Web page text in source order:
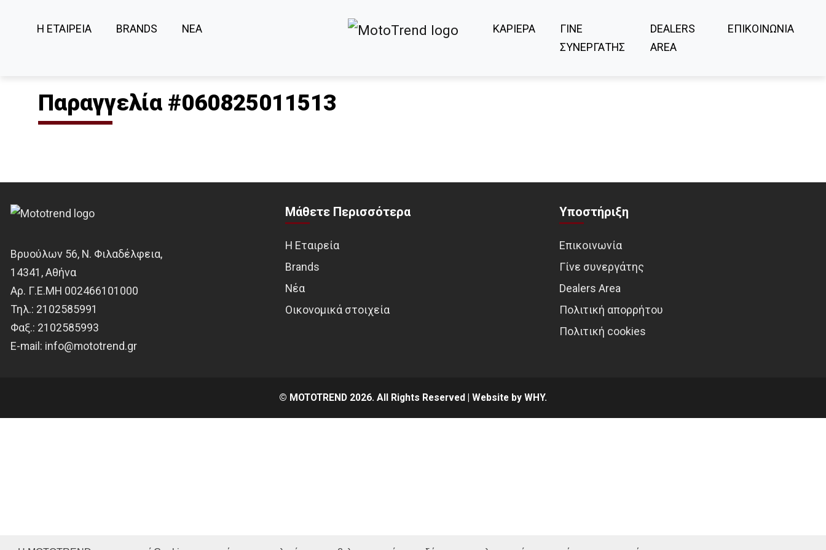
Η ΕΤΑΙΡΕΙΑ BRANDS ΝΕΑ ΚΑΡΙΕΡΑ
ΓΙΝΕ
ΣΥΝΕΡΓΑΤΗΣ
DEALERS
AREA
ΕΠΙΚΟΙΝΩΝΙΑ
Παραγγελία #060825011513
Βρυούλων 56, Ν. Φιλαδέλφεια,
14341, Αθήνα
Αρ. Γ.Ε.ΜΗ 002466101000
Τηλ.: 2102585991
Φαξ.: 2102585993
Ε-mail: info@mototrend.gr
Μάθετε Περισσότερα
Η Εταιρεία
Brands
Νέα
Οικονομικά στοιχεία
Υποστήριξη
Επικοινωνία
Γίνε συνεργάτης
Dealers Area
Πολιτική απορρήτου
Πολιτική cookies
© MOTOTREND 2026. All Rights Reserved | Website by WHY.